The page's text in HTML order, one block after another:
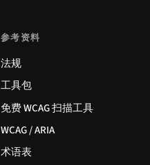
参考资料
法规
工具包
免费 WCAG 扫描工具
WCAG / ARIA
术语表